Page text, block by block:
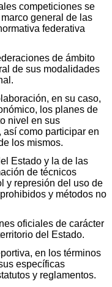
competiciones se
general de las
federativa
de ámbito
de sus modalidades
en su caso,
los planes de
nivel en sus
como participar en
los mismos.
Estado y la de las
de técnicos
y represión del uso de
y métodos no
oficiales de carácter
del Estado.
en los términos
específicas
y reglamentos.